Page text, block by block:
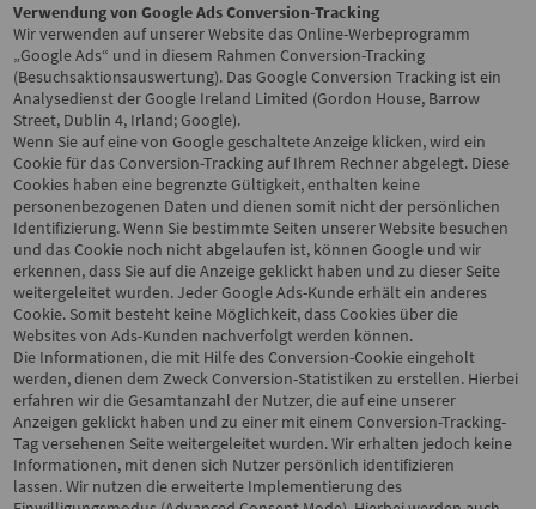
Verwendung von Google Ads Conversion-Tracking
Wir verwenden auf unserer Website das Online-Werbeprogramm
„Google Ads“ und in diesem Rahmen Conversion-Tracking
(Besuchsaktionsauswertung). Das Google Conversion Tracking ist ein
Analysedienst der Google Ireland Limited (Gordon House, Barrow
Street, Dublin 4, Irland; Google).
Wenn Sie auf eine von Google geschaltete Anzeige klicken, wird ein
Cookie für das Conversion-Tracking auf Ihrem Rechner abgelegt. Diese
Cookies haben eine begrenzte Gültigkeit, enthalten keine
personenbezogenen Daten und dienen somit nicht der persönlichen
Identifizierung. Wenn Sie bestimmte Seiten unserer Website besuchen
und das Cookie noch nicht abgelaufen ist, können Google und wir
erkennen, dass Sie auf die Anzeige geklickt haben und zu dieser Seite
weitergeleitet wurden. Jeder Google Ads-Kunde erhält ein anderes
Cookie. Somit besteht keine Möglichkeit, dass Cookies über die
Websites von Ads-Kunden nachverfolgt werden können.
Die Informationen, die mit Hilfe des Conversion-Cookie eingeholt
werden, dienen dem Zweck Conversion-Statistiken zu erstellen. Hierbei
erfahren wir die Gesamtanzahl der Nutzer, die auf eine unserer
Anzeigen geklickt haben und zu einer mit einem Conversion-Tracking-
Tag versehenen Seite weitergeleitet wurden. Wir erhalten jedoch keine
Informationen, mit denen sich Nutzer persönlich identifizieren
lassen.Wir nutzen die erweiterte Implementierung des